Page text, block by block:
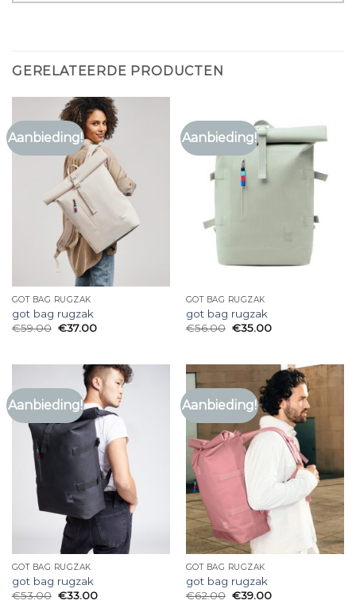
GERELATEERDE PRODUCTEN
Aanbieding!
GOT BAG RUGZAK
got bag rugzak
€59.00 €37.00
Aanbieding!
GOT BAG RUGZAK
got bag rugzak
€56.00 €35.00
Aanbieding!
GOT BAG RUGZAK
got bag rugzak
€53.00 €33.00
Aanbieding!
GOT BAG RUGZAK
got bag rugzak
€62.00 €39.00